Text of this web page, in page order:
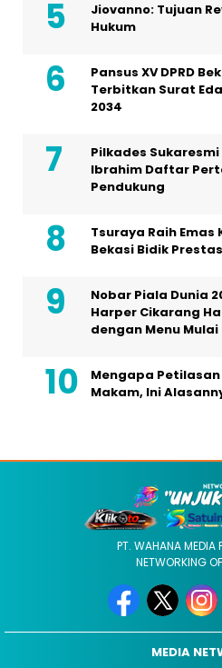
Jiovanno: Tujuan
Hukum
Pansus XV DPRD
Terbitkan Surat
2034
Pilkades
Ibrahim Daftar
Pendukung
Tsuraya Raih Emas
Bekasi Bidik
Nobar Piala Dunia
Harper Cikarang
dengan Menu Mulai
Mengapa
Makam, Ini
PT. WAHANA MEDIA
NETWORKING
MEDIA